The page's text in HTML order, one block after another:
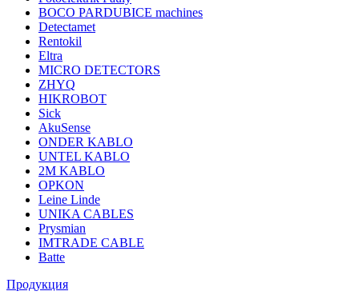
BOCO PARDUBICE machines
Detectamet
Rentokil
Eltra
MICRO DETECTORS
ZHYQ
HIKROBOT
Sick
AkuSense
ONDER KABLO
UNTEL KABLO
2M KABLO
OPKON
Leine Linde
UNIKA CABLES
Prysmian
IMTRADE CABLE
Batte
Продукция